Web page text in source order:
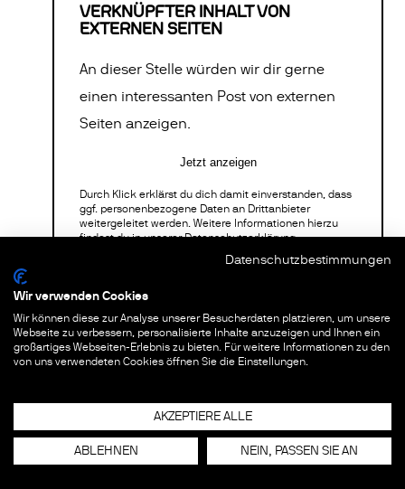
Datenschutzbestimmungen
Wir verwenden Cookies
Wir können diese zur Analyse unserer Besucherdaten platzieren, um unsere
Webseite zu verbessern, personalisierte Inhalte anzuzeigen und Ihnen ein
großartiges Webseiten-Erlebnis zu bieten. Für weitere Informationen zu den
von uns verwendeten Cookies öffnen Sie die Einstellungen.
AKZEPTIERE ALLE
ABLEHNEN NEIN, PASSEN SIE AN
VERKNÜPFTER INHALT VON
EXTERNEN SEITEN
An dieser Stelle würden wir dir gerne
einen interessanten Post von externen
Seiten anzeigen.
Jetzt anzeigen
Durch Klick erklärst du dich damit einverstanden, dass
ggf. personenbezogene Daten an Drittanbieter
weitergeleitet werden. Weitere Informationen hierzu
findest du in unsererDatenschutzerklärung.
FOLGE 1: WIR SIND GÖTTER
Stewart Brand ist Mitbegründer der Hippie-
Bewegung und nicht zuletzt haben wir ihm
irgendwie das erste Bild der Erde zu verdanken.